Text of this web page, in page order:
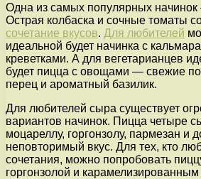
Одна из самых популярных
Острая колбаска и сочные томаты
сочетание вкусов. Для любителей
идеальной будет начинка с
креветками. А для вегетарианцев
будет пицца с овощами — свежие
перец и ароматный базилик.
Для любителей сыра существует
вариантов начинок. Пицца четыре
моцареллу, горгонзолу, пармезан и
неповторимый вкус. Для тех, кто
сочетания, можно попробовать
горгонзолой и карамелизированным